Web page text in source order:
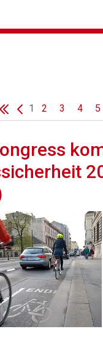
1 2 3 4 5